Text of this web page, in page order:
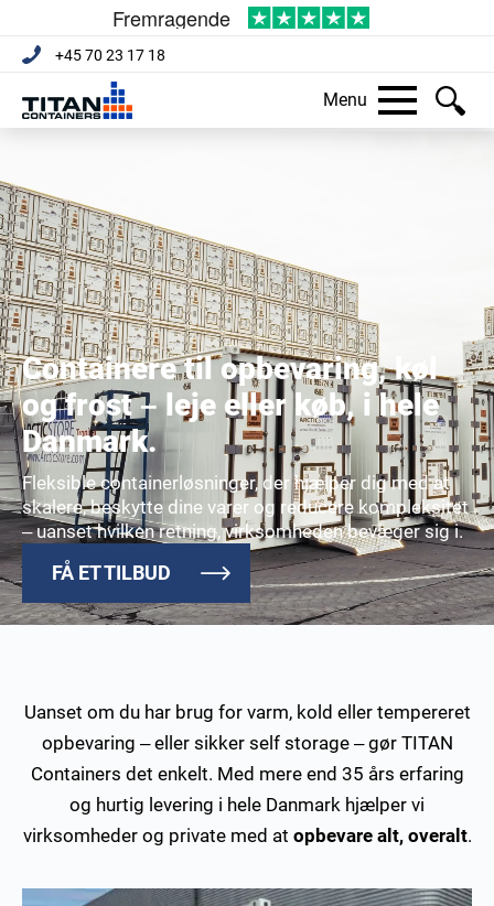
+45 70 23 17 18
Menu
Containere til opbevaring, køl
og frost – leje eller køb, i hele
Danmark.
Fleksible containerløsninger, der hjælper dig med at
skalere, beskytte dine varer og reducere kompleksitet
–uanset hvilken retning, virksomheden bevæger sig i.
FÅ ET TILBUD
Uanset om du har brug for varm, kold eller tempereret
opbevaring – eller sikker self storage – gør TITAN
Containers det enkelt. Med mere end 35 års erfaring
og hurtig levering i hele Danmark hjælper vi
virksomheder og private med at opbevare alt, overalt.